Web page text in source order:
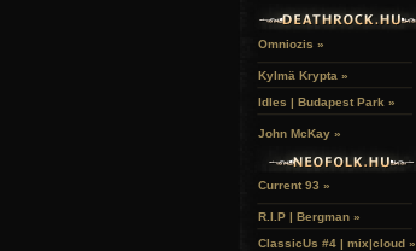
Omniozis »
Kylmä Krypta »
Idles | Budapest Park »
John McKay »
Current 93 »
R.I.P | Bergman »
ClassicUs #4 | mix|cloud »